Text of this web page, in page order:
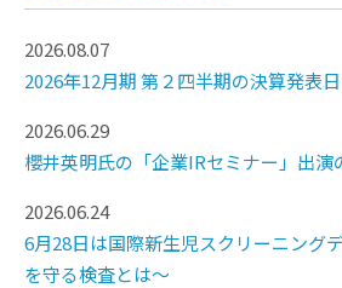
2026.08.07
2026年12月期 第２四半期の決算発表
2026.06.29
櫻井英明氏の「企業IRセミナー」出演
2026.06.24
6月28日は国際新生児スクリーニン
を守る検査とは～